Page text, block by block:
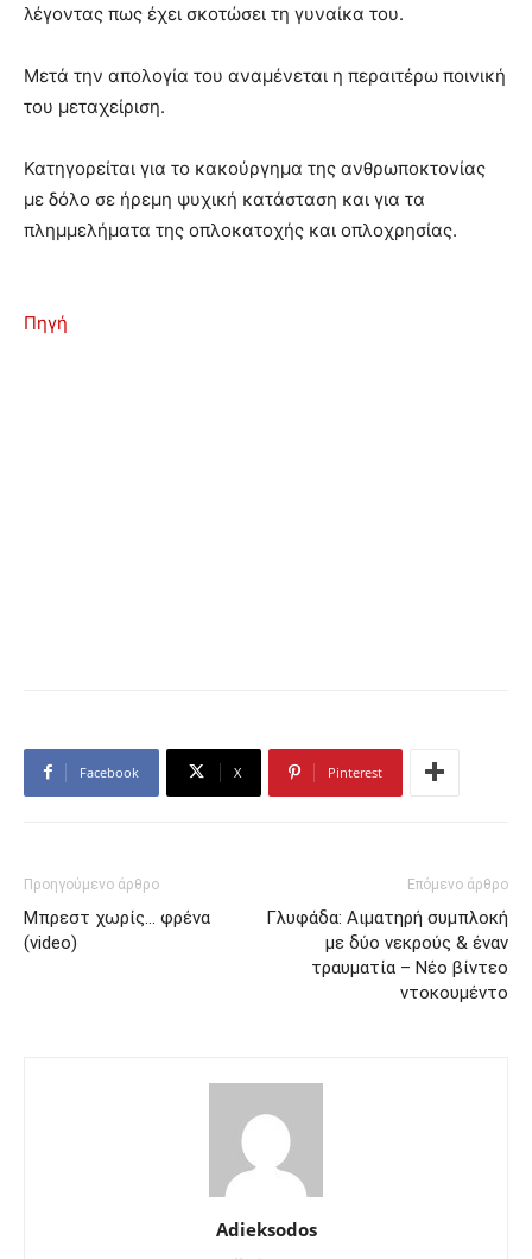
λέγοντας πως έχει σκοτώσει τη γυναίκα του.
Μετά την απολογία του αναμένεται η περαιτέρω ποινική
του μεταχείριση.
Κατηγορείται για το κακούργημα της ανθρωποκτονίας
με δόλο σε ήρεμη ψυχική κατάσταση και για τα
πλημμελήματα της οπλοκατοχής και οπλοχρησίας.
Πηγή
Facebook X Pinterest
Προηγούμενο άρθρο
Μπρεστ χωρίς… φρένα
(video)
Επόμενο άρθρο
Γλυφάδα: Αιματηρή συμπλοκή
με δύο νεκρούς & έναν
τραυματία – Νέο βίντεο
ντοκουμέντο
Adieksodos